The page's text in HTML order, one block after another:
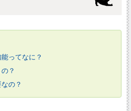
ってなに？
？
の？